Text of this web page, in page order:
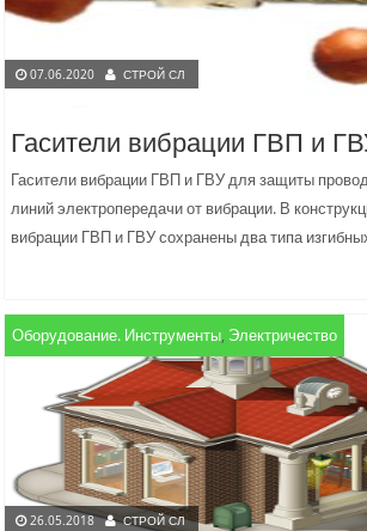
07.06.2020 СТРОЙ СЛ
Гасители вибрации ГВП и
Гасители вибрации ГВП и ГВУ для защиты
линий электропередачи от вибрации. В
вибрации ГВП и ГВУ сохранены два типа
Оборудование. Инструменты, Электричество
26.05.2018 СТРОЙ СЛ